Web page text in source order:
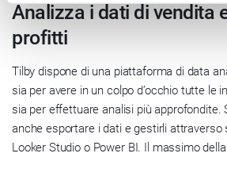
Analizza i dati di vendita
profitti
Tilby dispone di una piattaforma di data
sia per avere in un colpo d’occhio tutte le
sia per effettuare analisi più approfondite.
anche esportare i dati e gestirli attraverso
Looker Studio o Power BI. Il massimo